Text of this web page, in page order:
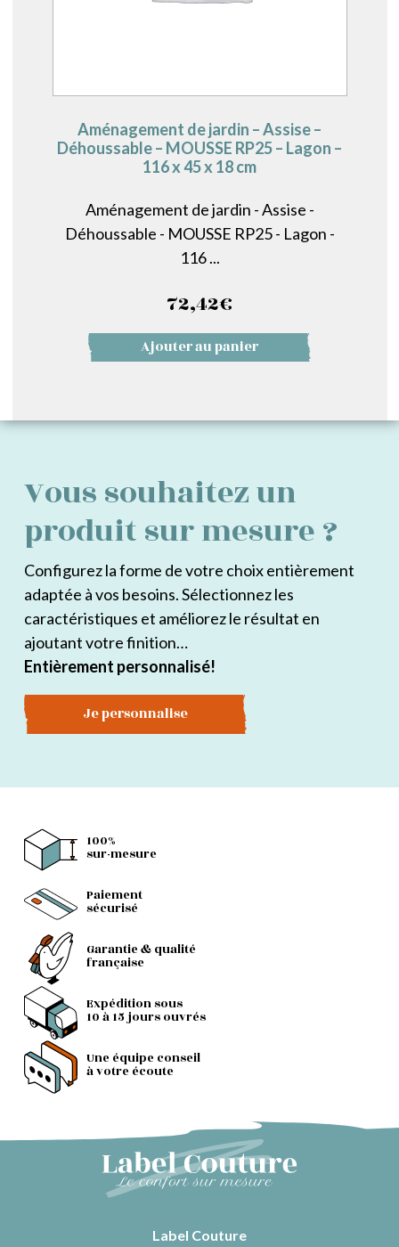
Aménagement de jardin – Assise –
Déhoussable – MOUSSE RP25 – Lagon –
116 x 45 x 18 cm
Aménagement de jardin - Assise -
Déhoussable - MOUSSE RP25 - Lagon -
116 ...
72,42€
Ajouter au panier
Vous souhaitez un
produit sur mesure ?
Configurez la forme de votre choix entièrement
adaptée à vos besoins. Sélectionnez les
caractéristiques et améliorez le résultat en
ajoutant votre finition…
Entièrement personnalisé!
Je personnalise
100%
sur-mesure
Paiement
sécurisé
Garantie & qualité
française
Expédition sous
10 à 15 jours ouvrés
Une équipe conseil
à votre écoute
Label Couture